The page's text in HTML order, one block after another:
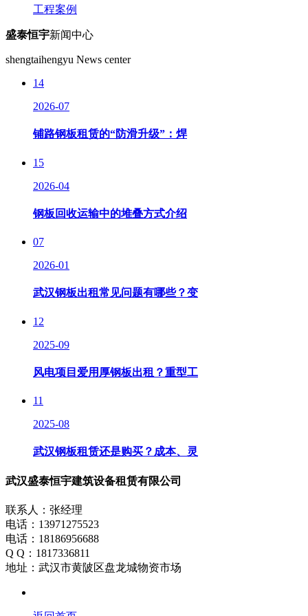
工程案例
盛泰恒宇新闻中心
shengtaihengyu News center
14
2026-07
铺路钢板租赁的“防滑升级”：焊
15
2026-04
钢板回收运输中的堆叠方式介绍
07
2026-01
武汉钢板出租常见问题有哪些？变
12
2025-09
风电项目爱用厚钢板出租？重型工
11
2025-08
武汉钢板租赁还是购买？成本、灵
武汉盛泰恒宇建筑设备租赁有限公司
联系人：张经理
电话：13971275523
电话：18186956688
Q Q：1817336811
地址：武汉市黄陂区盘龙城物资市场